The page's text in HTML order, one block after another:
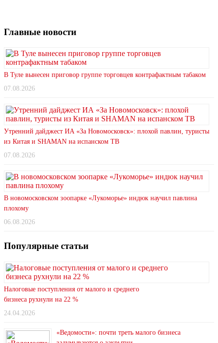
Главные новости
В Туле вынесен приговор группе торговцев контрафактным табаком
07.08.2026
Утренний дайджест ИА «За Новомосковск»: плохой павлин, туристы
из Китая и SHAMAN на испанском ТВ
07.08.2026
В новомосковском зоопарке «Лукоморье» индюк научил павлина
плохому
06.08.2026
Популярные статьи
Налоговые поступления от малого и среднего
бизнеса рухнули на 22 %
24.04.2026
«Ведомости»: почти треть малого бизнеса